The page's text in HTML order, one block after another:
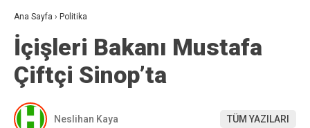
Ana Sayfa › Politika
İçişleri Bakanı Mustafa
Çiftçi Sinop’ta
Neslihan Kaya TÜM YAZILARI